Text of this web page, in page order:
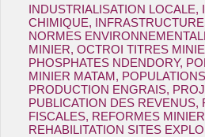
INDUSTRIALISATION LOCALE,
CHIMIQUE,
NORMES
MINIER, OCTROI TITRES
PHOSPHATES NDENDORY,
MINIER MATAM,
PRODUCTION ENGRAIS,
PUBLICATION DES REVENUS,
FISCALES, REFORMES
REHABILITATION SITES